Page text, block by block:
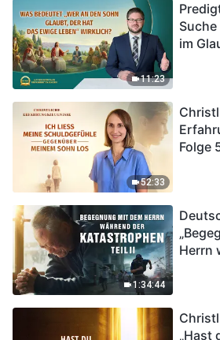
11:23
im
52:33
Folge
1:34:44
Herrn
in das
„Hast